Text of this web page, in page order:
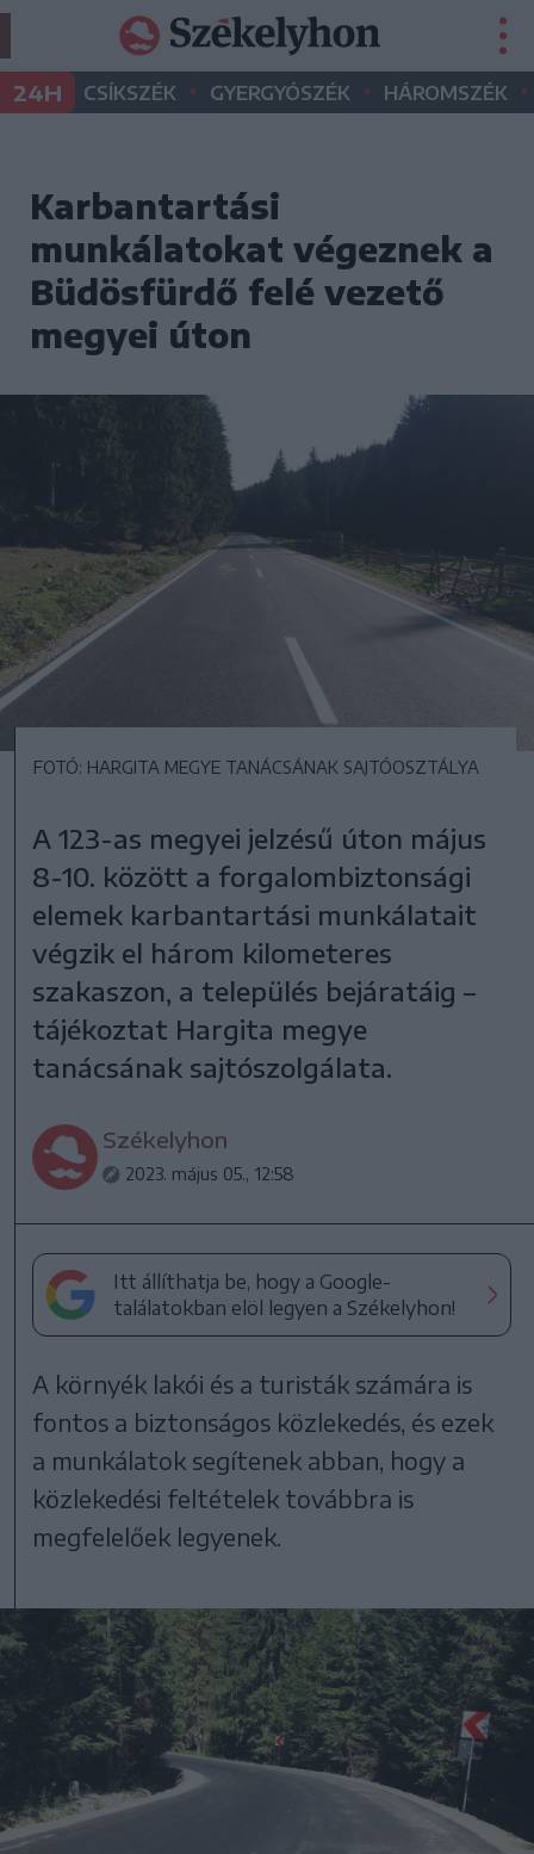
24H CSÍKSZÉK • GYERGYÓSZÉK • HÁROMSZÉK •
Karbantartási
munkálatokat végeznek a
Büdösfürdő felé vezető
megyei úton
FOTÓ: HARGITA MEGYE TANÁCSÁNAK SAJTÓOSZTÁLYA
A 123-as megyei jelzésű úton május
8-10. között a forgalombiztonsági
elemek karbantartási munkálatait
végzik el három kilometeres
szakaszon, a település bejáratáig –
tájékoztat Hargita megye
tanácsának sajtószolgálata.
Székelyhon
2023. május 05., 12:58
Itt állíthatja be, hogy a Google-
találatokban elöl legyen a Székelyhon!
A környék lakói és a turisták számára is
fontos a biztonságos közlekedés, és ezek
a munkálatok segítenek abban, hogy a
közlekedési feltételek továbbra is
megfelelőek legyenek.